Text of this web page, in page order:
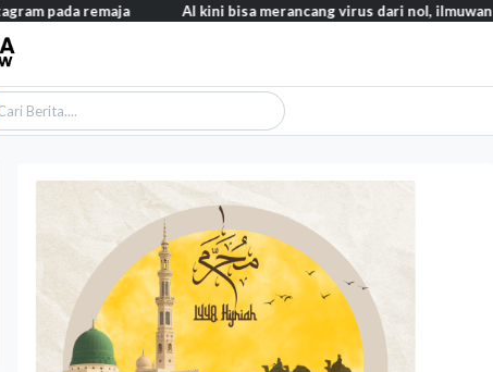
AI kini bisa merancang virus dari nol, ilmuwan berhasil